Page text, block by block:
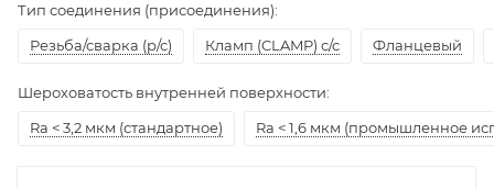
Тип соединения (присоединения):
Резьба/сварка (р/с)
Кламп (CLAMP) с/с Фланцевый
Шероховатость внутренней поверхности:
Ra < 3,2 мкм (стандартное)
Ra < 1,6 мкм (промышленное